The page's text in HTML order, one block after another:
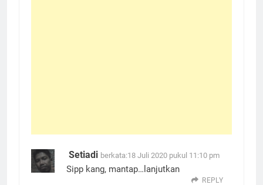
Setiadi berkata:18 Juli 2020 pukul 11:10 pm
Sipp kang, mantap…lanjutkan
REPLY